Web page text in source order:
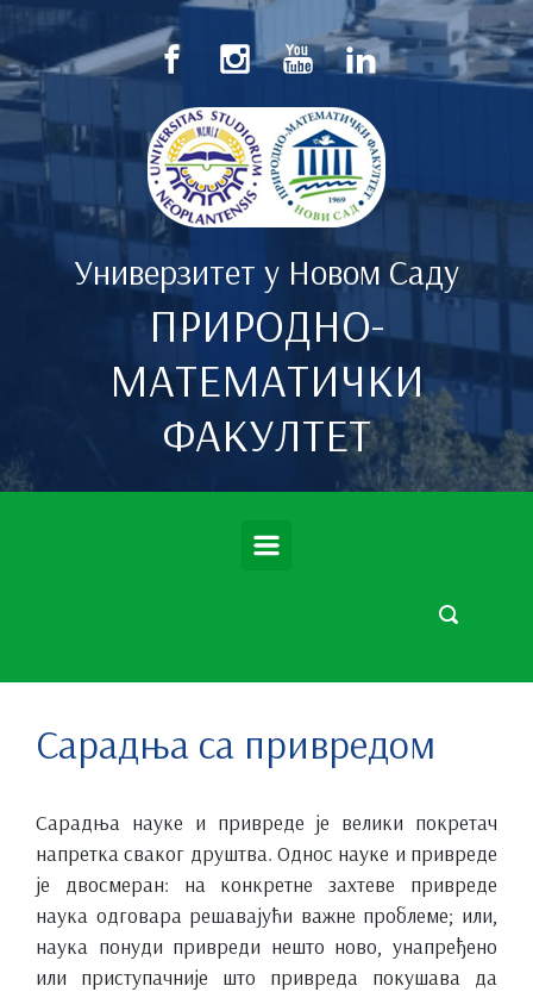
Скип то маин цонтент
Универзитет у Новом Саду
ПРИРОДНО-
МАТЕМАТИЧКИ
ФАКУЛТЕТ
Сарадња са привредом
Сарадња науке и привреде је велики покретач
напретка сваког друштва. Однос науке и привреде
је двосмеран: на конкретне захтеве привреде
наука одговара решавајући важне проблеме; или,
наука понуди привреди нешто ново, унапређено
или приступачније што привреда покушава да